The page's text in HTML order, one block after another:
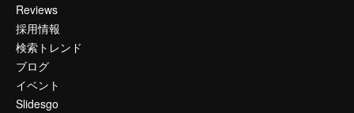
Reviews
採用情報
検索トレンド
ブログ
イベント
Slidesgo